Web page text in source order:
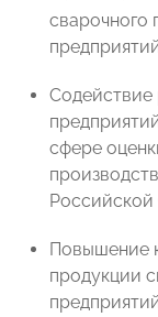
сварочного
Содействие
сфере
Повышение
продукции